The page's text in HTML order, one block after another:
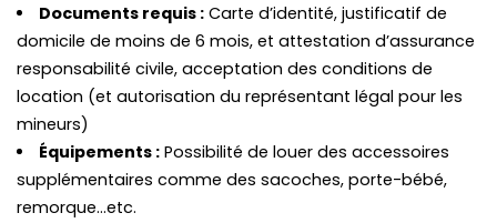
Documents requis : Carte d’identité, justificatif de
domicile de moins de 6 mois, et attestation d’assurance
responsabilité civile, acceptation des conditions de
location (et autorisation du représentant légal pour les
mineurs)
Équipements : Possibilité de louer des accessoires
supplémentaires comme des sacoches, porte-bébé,
remorque…etc.